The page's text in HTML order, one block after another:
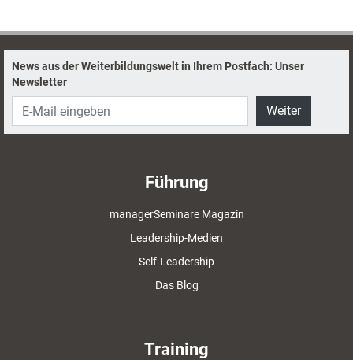
News aus der Weiterbildungswelt in Ihrem Postfach: Unser
Newsletter
Weiter
Führung
managerSeminare Magazin
Leadership-Medien
Self-Leadership
Das Blog
Training